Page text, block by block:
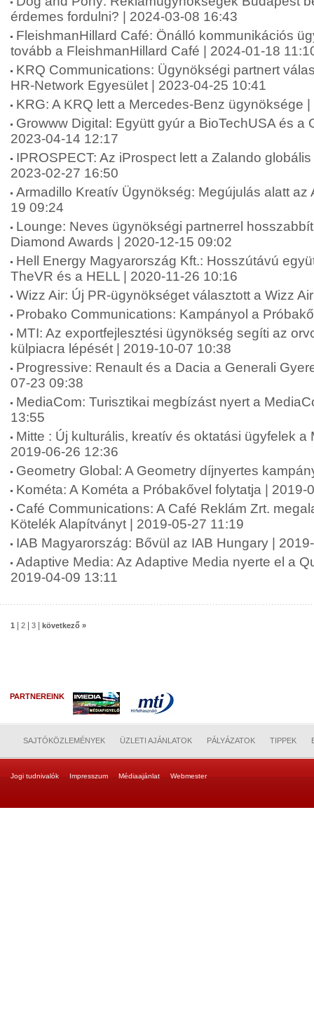
érdemes fordulni? | 2024-03-08 16:43
FleishmanHillard Café: Önálló kommunikációs
tovább a FleishmanHillard Café | 2024-01-18
KRQ Communications: Ügynökségi partnert
HR-Network Egyesület | 2023-04-25 10:41
KRG: A KRQ lett a Mercedes-Benz ügynöksége
Growww Digital: Együtt gyúr a BioTechUSA és a
2023-04-14 12:17
IPROSPECT: Az iProspect lett a Zalando
2023-02-27 16:50
Armadillo Kreatív Ügynökség: Megújulás alatt az
19 09:24
Lounge: Neves ügynökségi partnerrel
Diamond Awards | 2020-12-15 09:02
Hell Energy Magyarország Kft.: Hosszútávú
TheVR és a HELL | 2020-11-26 10:16
Wizz Air: Új PR-ügynökséget választott a Wizz
Probako Communications: Kampányol a
MTI: Az exportfejlesztési ügynökség segíti az
külpiacra lépését | 2019-10-07 10:38
Progressive: Renault és a Dacia a Generali
07-23 09:38
MediaCom: Turisztikai megbízást nyert a
13:55
Mitte : Új kulturális, kreatív és oktatási ügyfelek a
2019-06-26 12:36
Geometry Global: A Geometry díjnyertes
Kométa: A Kométa a Próbakővel folytatja | 2019-
Café Communications: A Café Reklám Zrt.
Kötelék Alapítványt | 2019-05-27 11:19
IAB Magyarország: Bővül az IAB Hungary |
Adaptive Media: Az Adaptive Media nyerte el a
2019-04-09 13:11
1 2 3 következő »
PARTNEREINK
SAJTÓKÖZLEMÉNYEK ÜZLETI AJÁNLATOK PÁLYÁZATOK TIPPEK
Jogi tudnivalók Impresszum Médiaajánlat Webmester